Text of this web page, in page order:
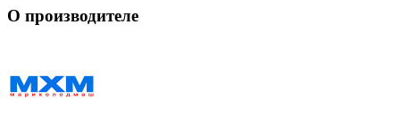
О производителе